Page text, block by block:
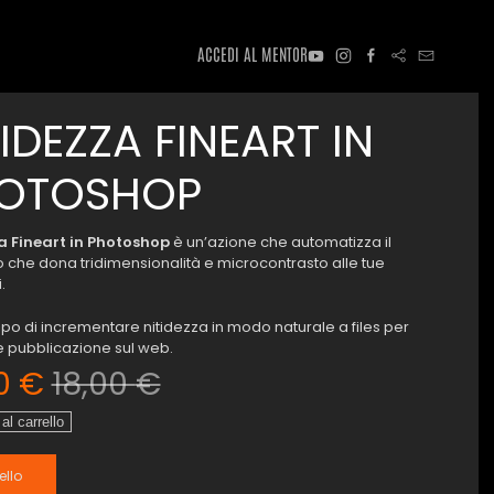
ACCEDI AL MENTOR
FINEART IN
Fineart in Photoshopè un’azione che automatizza il
che dona tridimensionalità e microcontrasto alle tue
di incrementare nitidezza in modo naturale a files per
pubblicazione sul web.
€18,00€
carrello